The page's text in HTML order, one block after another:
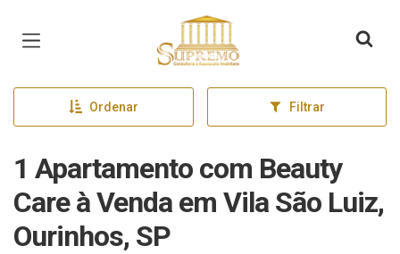
Página inicial
Ordenar Filtrar
1 Apartamento com Beauty
Care à Venda em Vila São Luiz,
Ourinhos, SP